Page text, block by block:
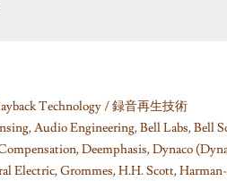
Technology / 録音再生技術
,Audio Engineering,Bell Labs,Bell
,Deemphasis,Dynaco
Electric,Grommes,H.H. Scott,